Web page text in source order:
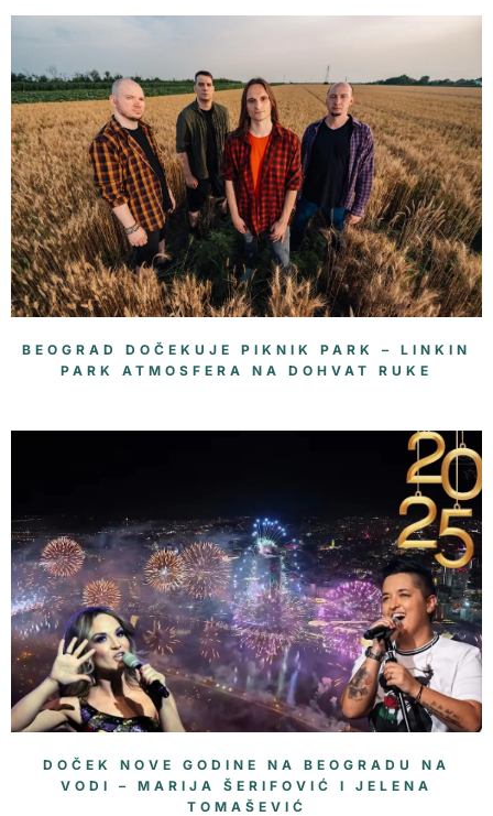
BEOGRAD DOČEKUJE PIKNIK PARK – LINKIN
PARK ATMOSFERA NA DOHVAT RUKE
DOČEK NOVE GODINE NA BEOGRADU NA
VODI – MARIJA ŠERIFOVIĆ I JELENA
TOMAŠEVIĆ